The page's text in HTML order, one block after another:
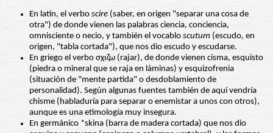
En latín, el verbo scire (saber, en origen "separar una cosa de
otra") de donde vienen las palabras ciencia, conciencia,
omnisciente o necio, y también el vocablo scutum (escudo, en
origen, "tabla cortada"), que nos dio escudo y escudarse.
En griego el verbo σχιζω (rajar), de donde vienen cisma, esquisto
(piedra o mineral que se raja en láminas) y esquizofrenia
(situación de "mente partida" o desdoblamiento de
personalidad). Según algunas fuentes también de aquí vendría
chisme (habladuría para separar o enemistar a unos con otros),
aunque es una etimología muy insegura.
En germánico *skina (barra de madera cortada) que nos dio